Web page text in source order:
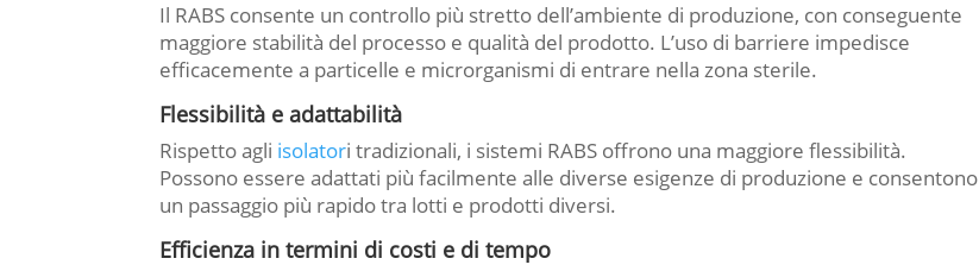
Il RABS consente un controllo più stretto dell’ambiente di produzione, con conseguente
maggiore stabilità del processo e qualità del prodotto. L’uso di barriere impedisce
efficacemente a particelle e microrganismi di entrare nella zona sterile.
Flessibilità e adattabilità
Rispetto agli isolatori tradizionali, i sistemi RABS offrono una maggiore flessibilità.
Possono essere adattati più facilmente alle diverse esigenze di produzione e consentono
un passaggio più rapido tra lotti e prodotti diversi.
Efficienza in termini di costi e di tempo